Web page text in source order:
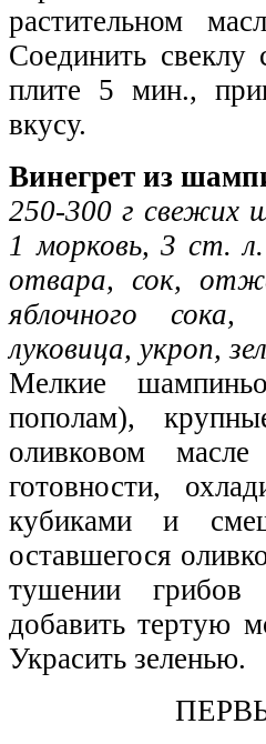
растительном
Соединить свеклу
плите 5 мин.,
вкусу.
Винегрет из
250-300 г свежих
1 морковь, 3 ст.
отвара, сок,
яблочного
луковица, укроп,
Мелкие
пополам),
оливковом
готовности,
кубиками и
оставшегося
тушении грибов
добавить тертую
Украсить зеленью.